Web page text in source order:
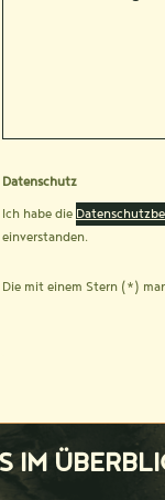
Datenschutz
Ich habe die
einverstanden.
Die mit einem Stern (*)
IM